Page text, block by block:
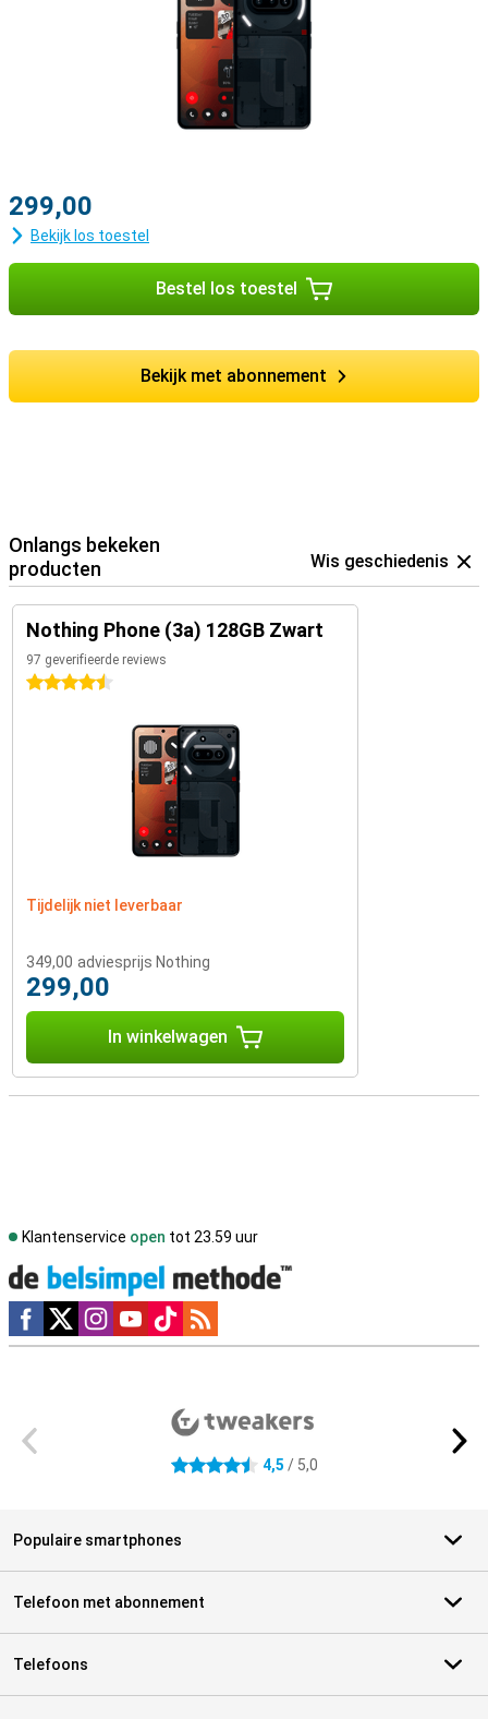
299,00
Bekijk los toestel
Bestel los toestel
Bekijk met abonnement
Onlangs bekeken
producten
Wis geschiedenis
Nothing Phone (3a) 128GB Zwart
97 geverifieerde reviews
4.5 sterren
Tijdelijk niet leverbaar
349,00 adviesprijs Nothing
299,00
In winkelwagen
Klantenservice open tot 23.59 uur
Social media
4.5 sterren 4,5 / 5,0
Populaire smartphones
Telefoon met abonnement
Telefoons